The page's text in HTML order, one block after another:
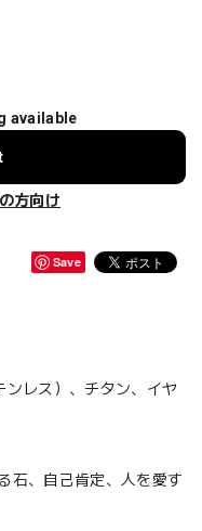
available
方向け
Save
ンレス）、チタン、イヤ
石、自己肯定、人を愛す